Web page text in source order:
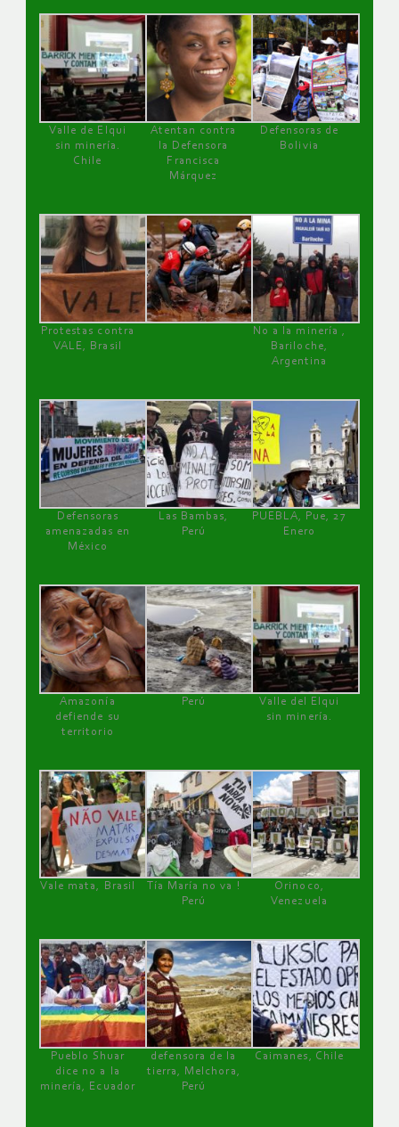
Valle de Elqui
sin minería.
Chile
Atentan contra
la Defensora
Francisca
Márquez
Defensoras de
Bolivia
Protestas contra
VALE, Brasil
No a la minería ,
Bariloche,
Argentina
Defensoras
amenazadas en
México
Las Bambas,
Perú
PUEBLA, Pue, 27
Enero
Amazonía
defiende su
territorio
Perú
Valle del Elqui
sin minería.
Vale mata, Brasil
Tía María no va !
Perú
Orinoco,
Venezuela
Pueblo Shuar
dice no a la
minería, Ecuador
defensora de la
tierra, Melchora,
Perú
Caimanes, Chile